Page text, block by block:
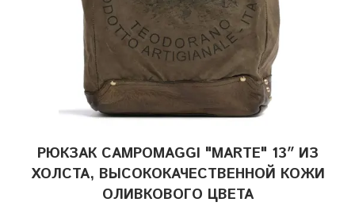
РЮКЗАК CAMPOMAGGI "MARTE" 13″ ИЗ
ХОЛСТА, ВЫСОКОКАЧЕСТВЕННОЙ КОЖИ
ОЛИВКОВОГО ЦВЕТА